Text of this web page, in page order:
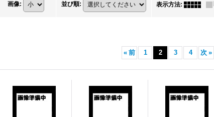
画像: 並び順: 表示方法:
« 前 1 2 3 4 次 »